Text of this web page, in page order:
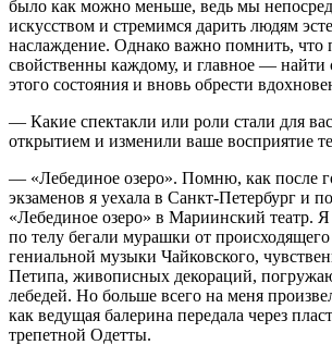
было как можно меньше, ведь мы
искусством и стремимся дарить людям
наслаждение. Однако важно помнить,
свойственны каждому, и главное — найти
этого состояния и вновь обрести
— Какие спектакли или роли стали для
открытием и изменили ваше восприятие
— «Лебединое озеро». Помню, как после
экзаменов я уехала в Санкт-Петербург и
«Лебединое озеро» в Мариинский театр. Я
по телу бегали мурашки от
гениальной музыки Чайковского,
Петипа, живописных декораций,
лебедей. Но больше всего на меня
как ведущая балерина передала через
трепетной Одетты.